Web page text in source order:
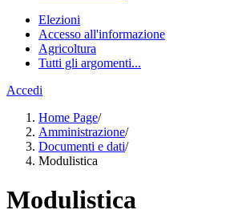
Elezioni
Accesso all'informazione
Agricoltura
Tutti gli argomenti...
Accedi
Home Page/
Amministrazione/
Documenti e dati/
Modulistica
Modulistica